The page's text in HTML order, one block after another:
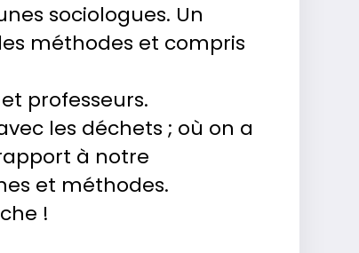
sociologues. Un
méthodes et compris
professeurs.
les déchets ; où on a
à notre
et méthodes.
!